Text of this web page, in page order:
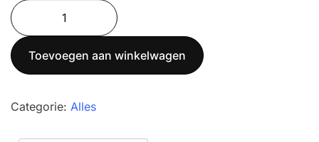
was:
€ 1.690,00.€ 1.450,00.
ALJ
250-
4A
aantal
Toevoegen aan winkelwagen
Categorie: Alles